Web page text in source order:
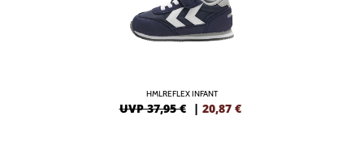
HMLREFLEX INFANT
UVP 37,95 € | 20,87 €